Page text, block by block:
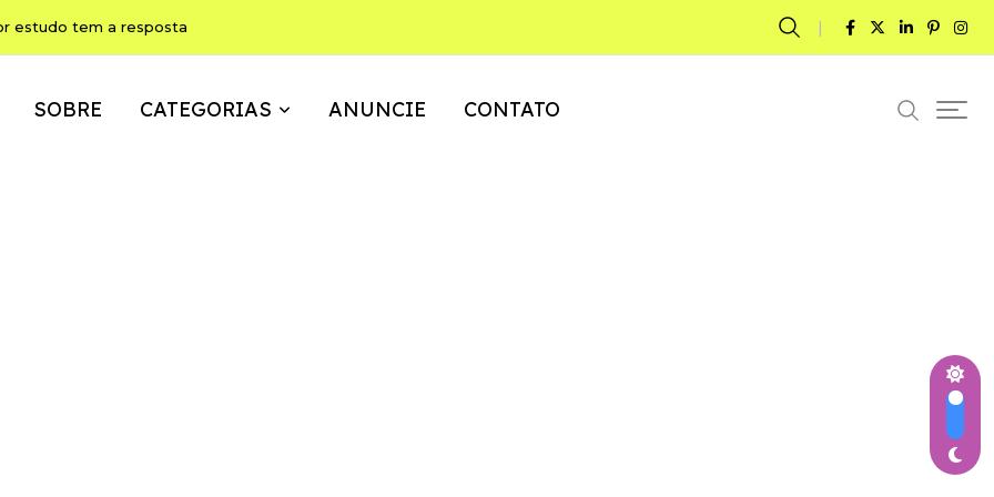
estudo tem a resposta
SOBRE CATEGORIAS ANUNCIE CONTATO